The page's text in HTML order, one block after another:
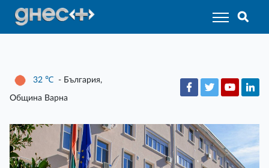
32 ℃ - България,
Община Варна